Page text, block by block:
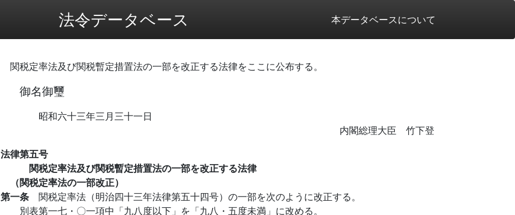
法令データベース 本データベースについて
関税定率法及び関税暫定措置法の一部を改正する法律をここに公布する。
御名御璽
昭和六十三年三月三十一日
内閣総理大臣 竹下登
法律第五号
関税定率法及び関税暫定措置法の一部を改正する法律
（関税定率法の一部改正）
第一条 関税定率法（明治四十三年法律第五十四号）の一部を次のように改正する。
別表第一七・〇一項中「九八度以下」を「九八・五度未満」に改める。